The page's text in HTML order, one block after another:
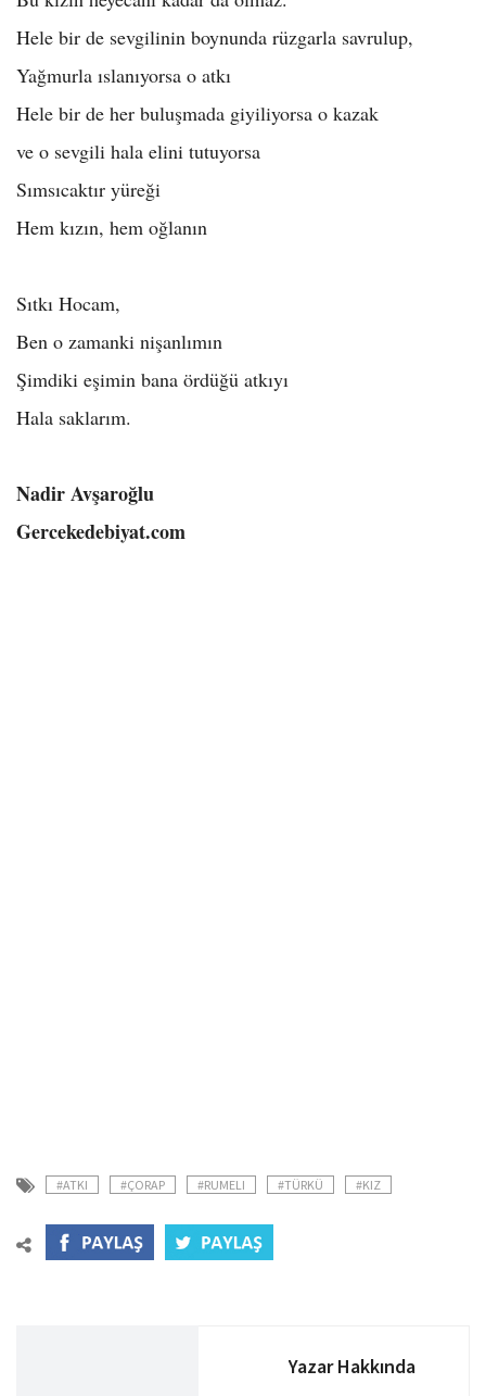
Hele bir de sevgilinin boynunda rüzgarla savrulup,
Yağmurla ıslanıyorsa o atkı
Hele bir de her buluşmada giyiliyorsa o kazak
ve o sevgili hala elini tutuyorsa
Sımsıcaktır yüreği
Hem kızın, hem oğlanın
Sıtkı Hocam,
Ben o zamanki nişanlımın
Şimdiki eşimin bana ördüğü atkıyı
Hala saklarım.
Nadir Avşaroğlu
Gercekedebiyat.com
#ATKI #ÇORAP #RUMELI #TÜRKÜ #KIZ
Yazar Hakkında